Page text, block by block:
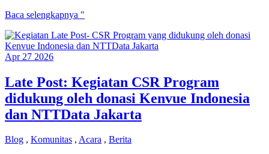
Ini
Akhir
Tahun
Ajaran
Baca selengkapnya "
Apr 27 2026
Late Post: Kegiatan CSR Program
didukung oleh donasi Kenvue Indonesia
dan NTTData Jakarta
Blog , Komunitas , Acara , Berita